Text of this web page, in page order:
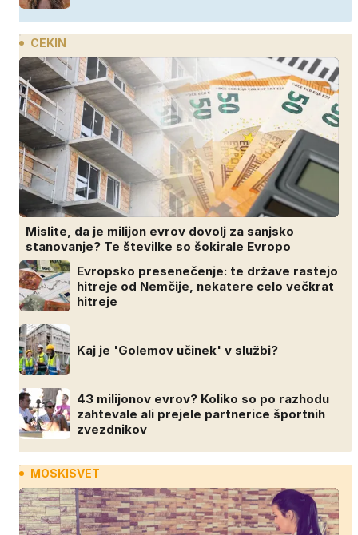
CEKIN
Mislite, da je milijon evrov dovolj za sanjsko
stanovanje? Te številke so šokirale Evropo
Evropsko presenečenje: te države rastejo
hitreje od Nemčije, nekatere celo večkrat
hitreje
Kaj je 'Golemov učinek' v službi?
43 milijonov evrov? Koliko so po razhodu
zahtevale ali prejele partnerice športnih
zvezdnikov
MOSKISVET